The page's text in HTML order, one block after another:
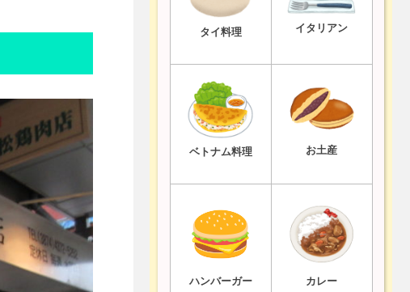
タイ料理 イタリアン
ベトナム料理 お土産
ハンバーガー カレー